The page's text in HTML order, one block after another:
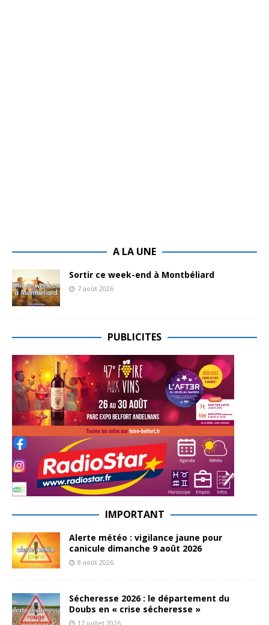
A LA UNE
Sortir ce week-end à Montbéliard
7 août 2026
PUBLICITES
IMPORTANT
Alerte météo : vigilance jaune pour
canicule dimanche 9 août 2026
8 août 2026
Sécheresse 2026 : le département du
Doubs en « crise sécheresse »
17 juillet 2026